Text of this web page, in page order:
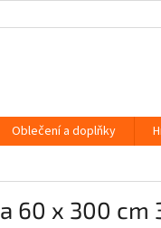
Oblečení a doplňky
60 x 300 cm